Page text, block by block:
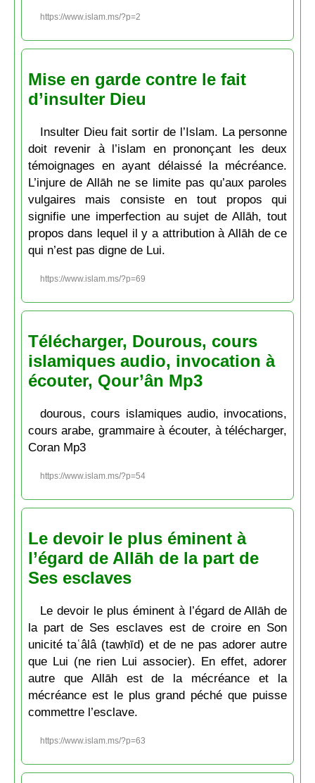
https://www.islam.ms/?p=2
Mise en garde contre le fait
d’insulter Dieu
Insulter Dieu fait sortir de l’Islam. La personne
doit revenir à l’islam en prononçant les deux
témoignages en ayant délaissé la mécréance.
L’injure de Allāh ne se limite pas qu’aux paroles
vulgaires mais consiste en tout propos qui
signifie une imperfection au sujet de Allāh, tout
propos dans lequel il y a attribution à Allāh de ce
qui n’est pas digne de Lui.
https://www.islam.ms/?p=69
Télécharger, Dourous, cours
islamiques audio, invocation à
écouter, Qour’ân Mp3
dourous, cours islamiques audio, invocations,
cours arabe, grammaire à écouter, à télécharger,
Coran Mp3
https://www.islam.ms/?p=54
Le devoir le plus éminent à
l’égard de Allāh de la part de
Ses esclaves
Le devoir le plus éminent à l’égard de Allāh de
la part de Ses esclaves est de croire en Son
unicité taʿâlâ (tawḥīd) et de ne pas adorer autre
que Lui (ne rien Lui associer). En effet, adorer
autre que Allāh est de la mécréance et la
mécréance est le plus grand péché que puisse
commettre l’esclave.
https://www.islam.ms/?p=63